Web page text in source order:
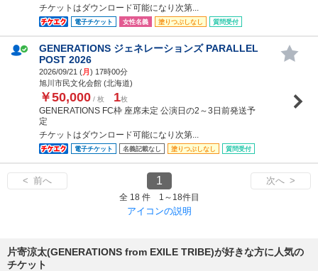
チケットはダウンロード可能になり次第...
電子チケット 女性名義 塗りつぶしなし 質問受付
GENERATIONS ジェネレーションズ PARALLEL
POST 2026
2026/09/21 (月) 17時00分
旭川市民文化会館 (北海道)
￥50,000 / 枚 1枚
GENERATIONS FC枠 座席未定 公演日の2～3日前発送予
定
チケットはダウンロード可能になり次第...
電子チケット 名義記載なし 塗りつぶしなし 質問受付
< 前へ 1 次へ >
全 18 件 1～18件目
アイコンの説明
片寄涼太(GENERATIONS from EXILE TRIBE)が好きな方に人気の
チケット